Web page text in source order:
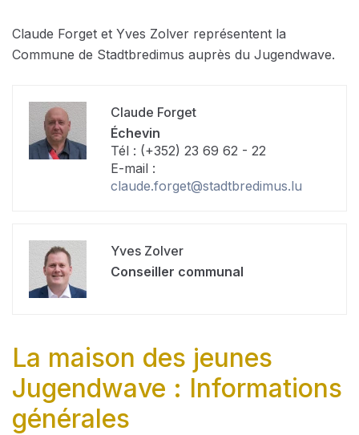
Claude Forget et Yves Zolver représentent la
Commune de Stadtbredimus auprès du Jugendwave.
Claude Forget
Échevin
Tél : (+352) 23 69 62 - 22
E-mail :
claude.forget@stadtbredimus.lu
Yves Zolver
Conseiller communal
La maison des jeunes
Jugendwave : Informations
générales